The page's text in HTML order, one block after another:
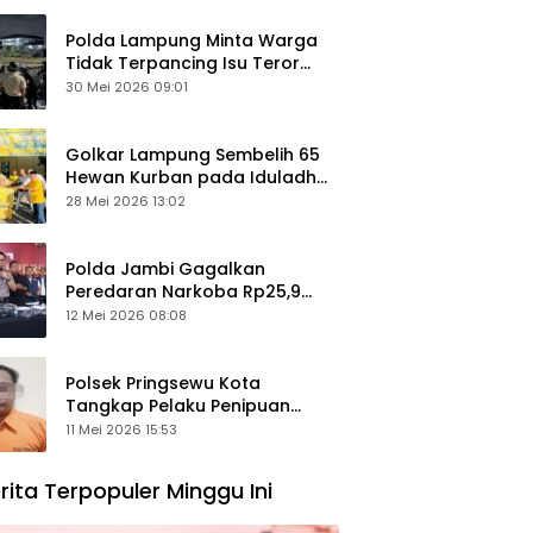
Polda Lampung Minta Warga
Tidak Terpancing Isu Teror
Pocong Palsu, Patroli
30 Mei 2026 09:01
Golkar Lampung Sembelih 65
Hewan Kurban pada Iduladha
1447 Hijriah
28 Mei 2026 13:02
Polda Jambi Gagalkan
Peredaran Narkoba Rp25,9
Miliar, Empat Tersangka
12 Mei 2026 08:08
Polsek Pringsewu Kota
Tangkap Pelaku Penipuan
Mobil, Sempat Kabur ke Jambi
11 Mei 2026 15:53
Terpopuler Minggu Ini